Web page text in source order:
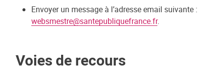
Envoyer un message à l’adresse email suivante :
websmestre@santepubliquefrance.fr.
Voies de recours